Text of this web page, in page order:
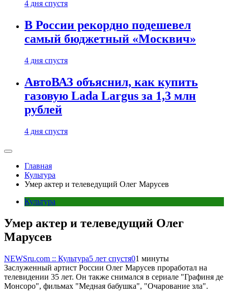
4 дня спустя
В России рекордно подешевел
самый бюджетный «Москвич»
4 дня спустя
АвтоВАЗ объяснил, как купить
газовую Lada Largus за 1,3 млн
рублей
4 дня спустя
Главная
Культура
Умер актер и телеведущий Олег Марусев
Культура
Умер актер и телеведущий Олег
Марусев
NEWSru.com :: Культура5 лет спустя01 минуты
Заслуженный артист России Олег Марусев проработал на
телевидении 35 лет. Он также снимался в сериале "Графиня де
Монсоро", фильмах "Медная бабушка", "Очарование зла".